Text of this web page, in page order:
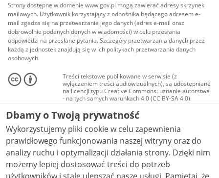
Strony dostępne w domenie www.gov.pl mogą zawierać adresy skrzynek
mailowych. Użytkownik korzystający z odnośnika będącego adresem e-
mail zgadza się na przetwarzanie jego danych (adres e-mail oraz
dobrowolnie podanych danych w wiadomości) w celu przesłania
odpowiedzi na przesłane pytania. Szczegóły przetwarzania danych przez
każdą z jednostek znajdują się w ich politykach przetwarzania danych
osobowych.
Treści tekstowe publikowane w serwisie (z
wyłączeniem treści audiowizualnych), są udostępniane
na licencji typu Creative Commons: uznanie autorstwa
- na tych samych warunkach 4.0 (CC BY-SA 4.0).
Materiały audiowizualne, w tym zdjęcia, materiały
audio i wideo, są udostępniane na licencji typu
Creative Commons: uznanie autorstwa użycie
niekomercyjne - bez utworów zależnych 4.0 (CC BY-
NC-ND 4.0), o ile nie jest to stwierdzone inaczej.
Dbamy o Twoją prywatność
Wykorzystujemy pliki cookie w celu zapewnienia
prawidłowego funkcjonowania naszej witryny oraz do
analizy ruchu i optymalizacji działania strony. Dzięki nim
możemy lepiej dostosować treści do potrzeb